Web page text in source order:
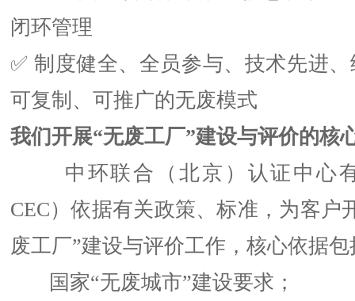
闭环管理
✅ 制度健全、全员参与、技术先进
可复制、可推广的无废模式
我们开展“无废工厂”建设与评价的核
中环联合（北京）认证中心有
CEC）依据有关政策、标准，为客户
废工厂”建设与评价工作，核心依据
国家“无废城市”建设要求；